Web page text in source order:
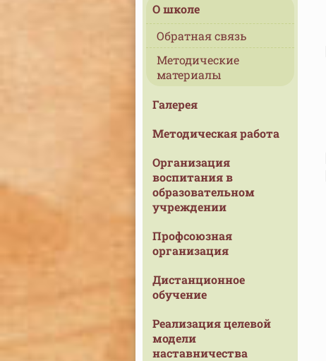
О школе
Обратная связь
Методические
материалы
Галерея
Методическая работа
Организация
воспитания в
образовательном
учреждении
Профсоюзная
организация
Дистанционное
обучение
Реализация целевой
модели
наставничества